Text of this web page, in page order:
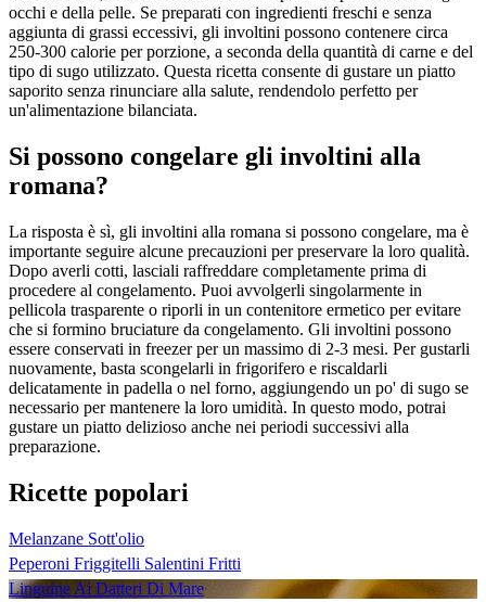
occhi e della pelle. Se preparati con ingredienti freschi e senza
aggiunta di grassi eccessivi, gli involtini possono contenere circa
250-300 calorie per porzione, a seconda della quantità di carne e del
tipo di sugo utilizzato. Questa ricetta consente di gustare un piatto
saporito senza rinunciare alla salute, rendendolo perfetto per
un'alimentazione bilanciata.
Si possono congelare gli involtini alla
romana?
La risposta è sì, gli involtini alla romana si possono congelare, ma è
importante seguire alcune precauzioni per preservare la loro qualità.
Dopo averli cotti, lasciali raffreddare completamente prima di
procedere al congelamento. Puoi avvolgerli singolarmente in
pellicola trasparente o riporli in un contenitore ermetico per evitare
che si formino bruciature da congelamento. Gli involtini possono
essere conservati in freezer per un massimo di 2-3 mesi. Per gustarli
nuovamente, basta scongelarli in frigorifero e riscaldarli
delicatamente in padella o nel forno, aggiungendo un po' di sugo se
necessario per mantenere la loro umidità. In questo modo, potrai
gustare un piatto delizioso anche nei periodi successivi alla
preparazione.
Ricette popolari
Melanzane Sott'olio
Peperoni Friggitelli Salentini Fritti
Linguine Ai Datteri Di Mare